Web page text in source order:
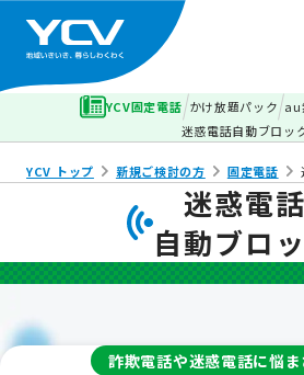
YCV固定電話 かけ放題パック au
迷惑電話自動ブロッ
YCV トップ 新規ご検討の方 固定電話
迷惑電話
自動ブロ
詐欺電話や迷惑電話に悩ま